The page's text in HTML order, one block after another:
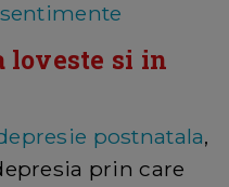
loveste si in
postnatala,
prin care